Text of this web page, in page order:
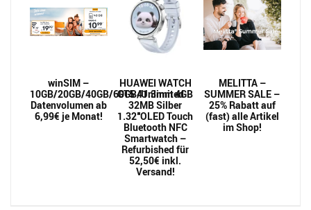
winSIM –
10GB/20GB/40GB/60GB/Unlimited
Datenvolumen ab
6,99€ je Monat!
HUAWEI WATCH
GT5 41.3mm 4GB
32MB Silber
1.32″OLED Touch
Bluetooth NFC
Smartwatch –
Refurbished für
52,50€ inkl.
Versand!
MELITTA –
SUMMER SALE –
25% Rabatt auf
(fast) alle Artikel
im Shop!